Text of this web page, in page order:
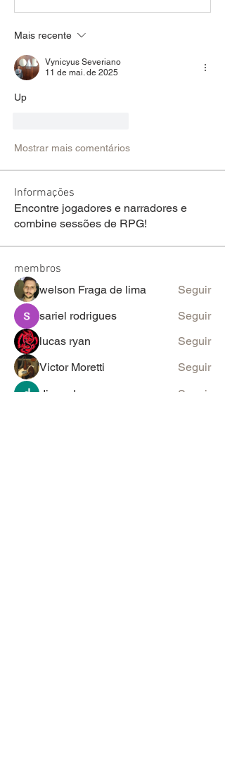
Mais recente
Vynicyus Severiano
11 de mai. de 2025
Up
Mostrar mais comentários
Informações
Encontre jogadores e narradores e
combine sessões de RPG!
membros
welson Fraga de lima
Seguir
sariel rodrigues
Seguir
lucas ryan
Seguir
Victor Moretti
Seguir
discord_rpg
Seguir